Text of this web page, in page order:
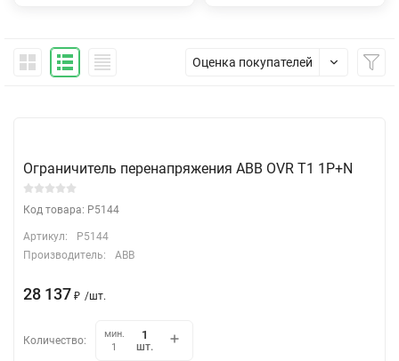
Оценка покупателей
Ограничитель перенапряжения ABB OVR T1 1P+N
Код товара: P5144
Артикул:
P5144
Производитель:
ABB
28 137 ₽ /шт.
Количество:
мин.
1
шт.